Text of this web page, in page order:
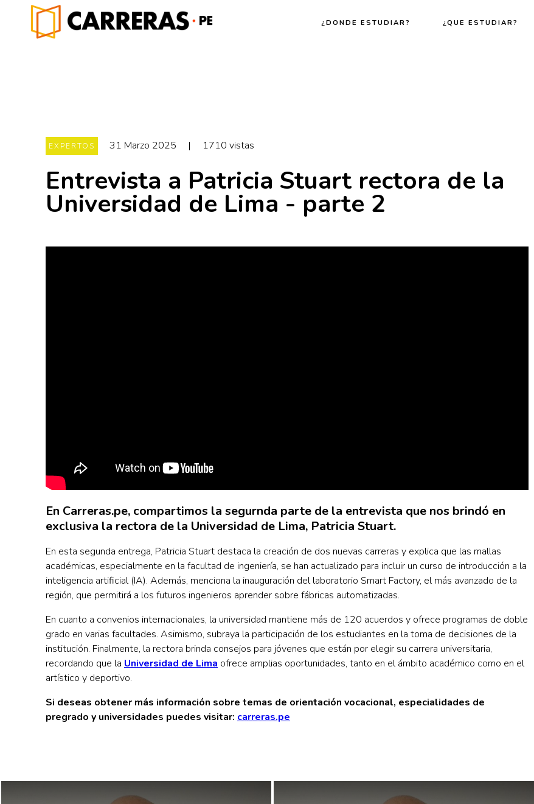
¿DONDE ESTUDIAR? ¿QUE ESTUDIAR?
EXPERTOS 31 Marzo 2025 | 1710 vistas
Entrevista a Patricia Stuart rectora de la
Universidad de Lima - parte 2
En Carreras.pe, compartimos la segurnda parte de la entrevista que nos brindó en
exclusiva la rectora de la Universidad de Lima, Patricia Stuart.
En esta segunda entrega, Patricia Stuart destaca la creación de dos nuevas carreras y explica que las mallas
académicas, especialmente en la facultad de ingeniería, se han actualizado para incluir un curso de introducción a la
inteligencia artificial (IA). Además, menciona la inauguración del laboratorio Smart Factory, el más avanzado de la
región, que permitirá a los futuros ingenieros aprender sobre fábricas automatizadas.
En cuanto a convenios internacionales, la universidad mantiene más de 120 acuerdos y ofrece programas de doble
grado en varias facultades. Asimismo, subraya la participación de los estudiantes en la toma de decisiones de la
institución. Finalmente, la rectora brinda consejos para jóvenes que están por elegir su carrera universitaria,
recordando que la Universidad de Lima ofrece amplias oportunidades, tanto en el ámbito académico como en el
artístico y deportivo.
Si deseas obtener más información sobre temas de orientación vocacional, especialidades de
pregrado y universidades puedes visitar: carreras.pe